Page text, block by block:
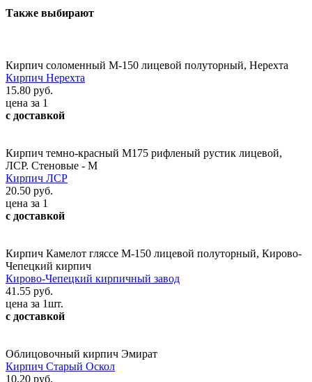
Также выбирают
Кирпич соломенный М-150 лицевой полуторный, Нерехта
Кирпич Нерехта
15.80 руб.
цена за 1
с доставкой
Кирпич темно-красный М175 рифленый рустик лицевой,
ЛСР. Стеновые - М
Кирпич ЛСР
20.50 руб.
цена за 1
с доставкой
Кирпич Камелот гляссе М-150 лицевой полуторный, Кирово-
Чепецкий кирпич
Кирово-Чепецкий кирпичный завод
41.55 руб.
цена за 1шт.
с доставкой
Облицовочный кирпич Эмират
Кирпич Старый Оскол
10.20 руб.